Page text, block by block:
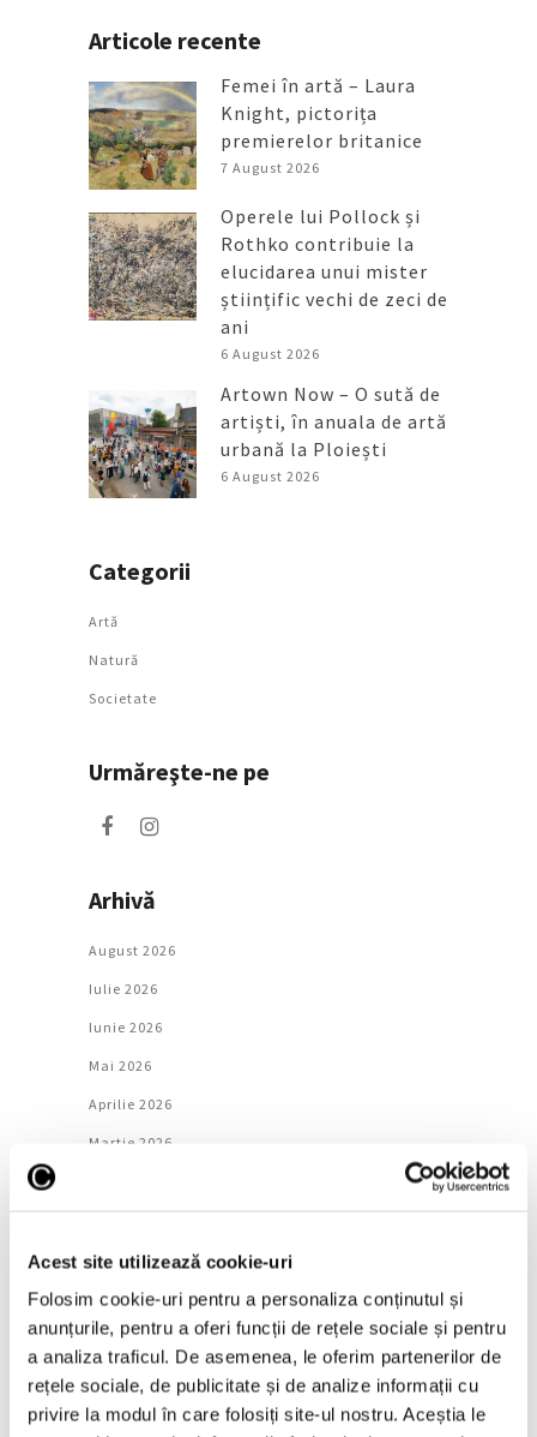
Acest site utilizează cookie-uri
Folosim cookie-uri pentru a personaliza conținutul și
anunțurile, pentru a oferi funcții de rețele sociale și pentru
a analiza traficul. De asemenea, le oferim partenerilor de
rețele sociale, de publicitate și de analize informații cu
privire la modul în care folosiți site-ul nostru. Aceștia le
Articole recente
Femei în artă – Laura
Knight, pictorița
premierelor britanice
7 August 2026
Operele lui Pollock și
Rothko contribuie la
elucidarea unui mister
științific vechi de zeci de
ani
6 August 2026
Artown Now – O sută de
artiști, în anuala de artă
urbană la Ploiești
6 August 2026
Categorii
Artǎ
Natură
Societate
Urmăreşte-ne pe
Arhivă
August 2026
Iulie 2026
Iunie 2026
Mai 2026
Aprilie 2026
Martie 2026
Decembrie 2025
Noiembrie 2025
Octombrie 2025
August 2025